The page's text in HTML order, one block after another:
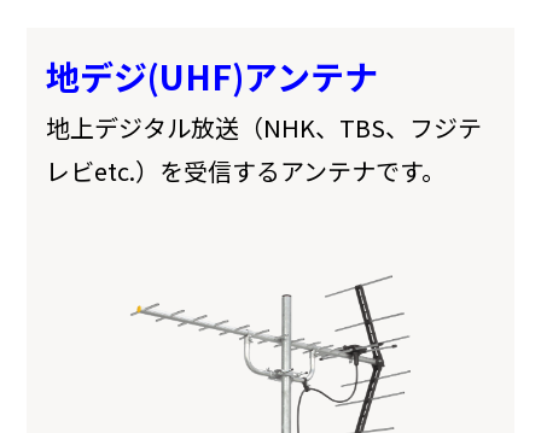
地デジ(UHF)アンテナ
地上デジタル放送（NHK、TBS、フジテ
レビetc.）を受信するアンテナです。